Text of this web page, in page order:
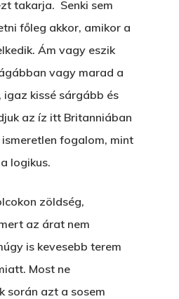
takarja. Senki sem
főleg akkor, amikor a
Ám vagy eszik
vagy marad a
igaz kissé sárgább és
az íz itt Britanniában
fogalom, mint
logikus.
zöldség,
az árat nem
is kevesebb terem
Most ne
során azt a sosem